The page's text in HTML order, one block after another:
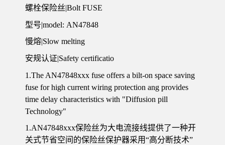
螺栓保险丝|Bolt FUSE
型号|model: AN47848
慢熔|Slow melting
安规认证|Safety certificatio
1.The AN47848xxx fuse offers a bilt-on space saving
fuse for high current wiring protection ang provides
time delay characteristics with "Diffusion pill
Technology"
1.AN47848xxx保险丝为大电流接线提供了一种开
关式节省空间的保险丝保护器采用“高分断技术”